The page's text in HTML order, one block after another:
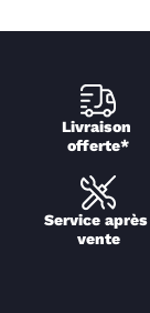
Livraison
offerte*
Service après
vente